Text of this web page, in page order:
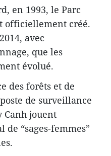
en 1993, le Parc
officiellement créé.
avec
que les
évolué.
des forêts et de
de surveillance
Canh jouent
“sages-femmes”